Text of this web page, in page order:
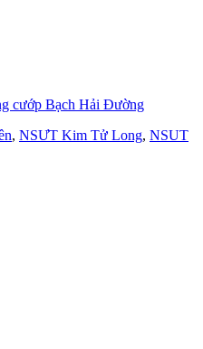
cướp Bạch Hải Đường
, NSƯT Kim Tử Long, NSUT